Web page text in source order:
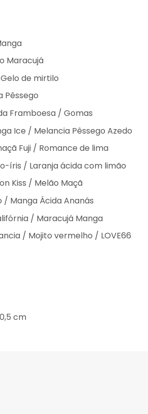
Maracujá
de mirtilo
Pêssego
Framboesa / Gomas
Ice / Melancia Pêssego Azedo
Fuji / Romance de lima
íris / Laranja ácida com limão
Kiss / Melão Maçã
Manga Ácida Ananás
/ Maracujá Manga
/ Mojito vermelho / LOVE66
cm